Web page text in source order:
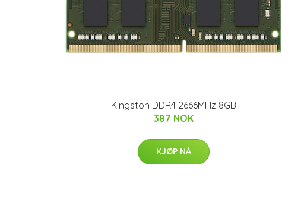
Kingston DDR4 2666MHz 8GB
387 NOK
KJØP NÅ